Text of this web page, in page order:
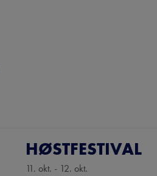
HØSTFESTIVAL
11. okt. - 12. okt.